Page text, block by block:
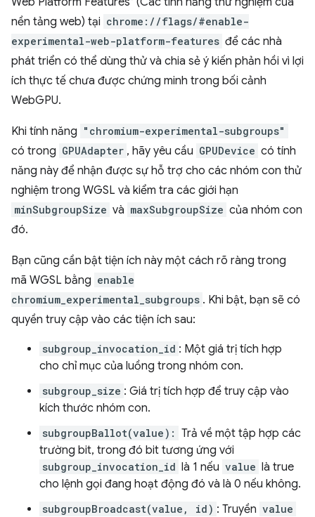
nền tảng web) tại chrome://flags/#enable-
experimental-web-platform-features để các nhà
phát triển có thể dùng thử và chia sẻ ý kiến phản hồi vì lợi
ích thực tế chưa được chứng minh trong bối cảnh
WebGPU.
Khi tính năng "chromium-experimental-subgroups"
có trong GPUAdapter , hãy yêu cầu GPUDevice có tính
năng này để nhận được sự hỗ trợ cho các nhóm con thử
nghiệm trong WGSL và kiểm tra các giới hạn
minSubgroupSize và maxSubgroupSize của nhóm con
đó.
Bạn cũng cần bật tiện ích này một cách rõ ràng trong
mã WGSL bằng enable
chromium_experimental_subgroups . Khi bật, bạn sẽ có
quyền truy cập vào các tiện ích sau:
subgroup_invocation_id : Một giá trị tích hợp
cho chỉ mục của luồng trong nhóm con.
subgroup_size : Giá trị tích hợp để truy cập vào
kích thước nhóm con.
subgroupBallot(value): Trả về một tập hợp các
trường bit, trong đó bit tương ứng với
subgroup_invocation_id là 1 nếu value là true
cho lệnh gọi đang hoạt động đó và là 0 nếu không.
subgroupBroadcast(value, id) : Truyền value